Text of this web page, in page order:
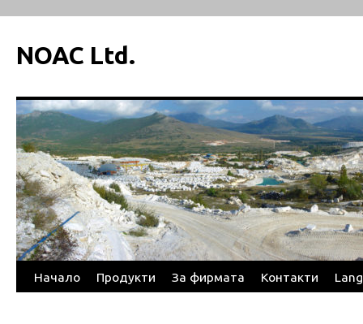
NOAC Ltd.
Skip
Начало Продукти За фирмата Контакти